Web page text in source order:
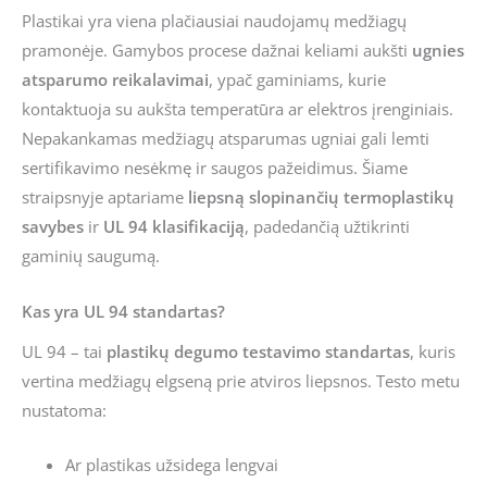
Plastikai yra viena plačiausiai naudojamų medžiagų
pramonėje. Gamybos procese dažnai keliami aukšti ugnies
atsparumo reikalavimai, ypač gaminiams, kurie
kontaktuoja su aukšta temperatūra ar elektros įrenginiais.
Nepakankamas medžiagų atsparumas ugniai gali lemti
sertifikavimo nesėkmę ir saugos pažeidimus. Šiame
straipsnyje aptariame liepsną slopinančių termoplastikų
savybes ir UL 94 klasifikaciją, padedančią užtikrinti
gaminių saugumą.
Kas yra UL 94 standartas?
UL 94 – tai plastikų degumo testavimo standartas, kuris
vertina medžiagų elgseną prie atviros liepsnos. Testo metu
nustatoma:
Ar plastikas užsidega lengvai